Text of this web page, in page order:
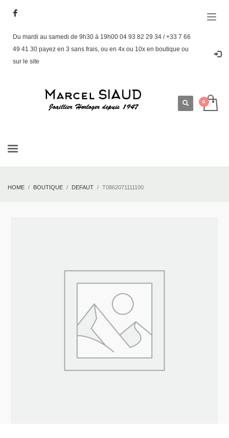
Du mardi au samedi de 9h30 à 19h00 04 93 82 29 34 / +33 7 66
49 41 30 payez en 3 sans frais, ou en 4x ou 10x en boutique ou
sur le site
HOME BOUTIQUE DEFAUT T0862071111100